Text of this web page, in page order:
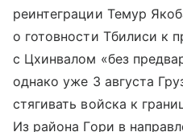
реинтеграции Темур
о готовности Тбилиси к
с Цхинвалом «без
однако уже 3 августа
стягивать войска к
Из района Гори в